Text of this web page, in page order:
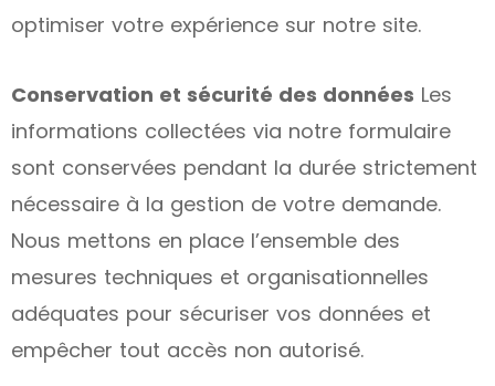
optimiser votre expérience sur notre site.
Conservation et sécurité des données Les
informations collectées via notre formulaire
sont conservées pendant la durée strictement
nécessaire à la gestion de votre demande.
Nous mettons en place l’ensemble des
mesures techniques et organisationnelles
adéquates pour sécuriser vos données et
empêcher tout accès non autorisé.